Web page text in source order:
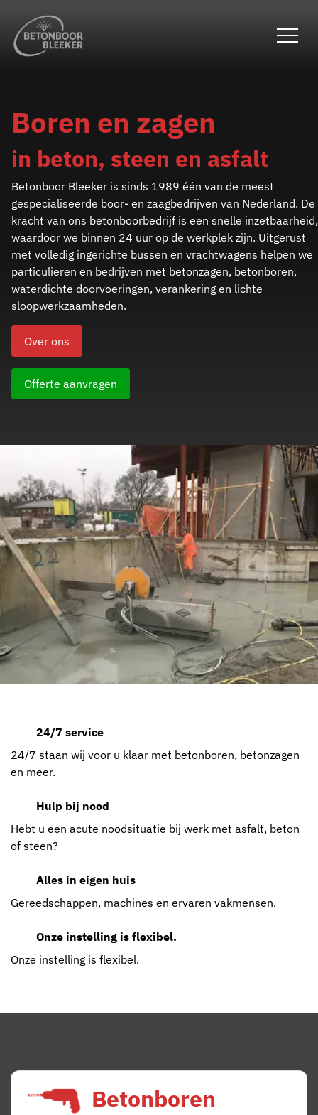
Boren en zagen
in beton, steen en asfalt
Betonboor Bleeker is sinds 1989 één van de meest
gespecialiseerde boor- en zaagbedrijven van Nederland. De
kracht van ons betonboorbedrijf is een snelle inzetbaarheid,
waardoor we binnen 24 uur op de werkplek zijn. Uitgerust
met volledig ingerichte bussen en vrachtwagens helpen we
particulieren en bedrijven met betonzagen, betonboren,
waterdichte doorvoeringen, verankering en lichte
sloopwerkzaamheden.
Over ons
Offerte aanvragen
24/7 service
24/7 staan wij voor u klaar met betonboren, betonzagen
en meer.
Hulp bij nood
Hebt u een acute noodsituatie bij werk met asfalt, beton
of steen?
Alles in eigen huis
Gereedschappen, machines en ervaren vakmensen.
Onze instelling is flexibel.
Onze instelling is flexibel.
Betonboren